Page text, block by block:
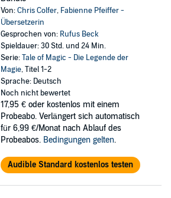
Von:Chris Colfer, Fabienne Pfeiffer -
Übersetzerin
Gesprochen von: Rufus Beck
Spieldauer: 30 Std. und 24 Min.
Serie:Tale of Magic - Die Legende der
Magie, Titel 1-2
Sprache: Deutsch
Noch nicht bewertet
17,95 € oder kostenlos mit einem
Probeabo. Verlängert sich automatisch
für 6,99 €/Monat nach Ablauf des
Probeabos. Bedingungen gelten.
Audible Standard kostenlos testen